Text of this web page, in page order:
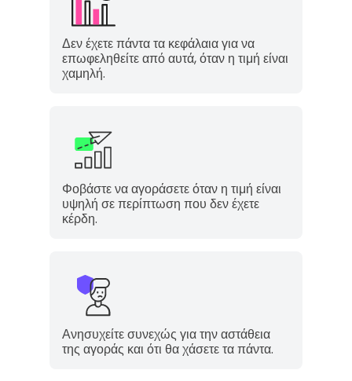
Δεν έχετε πάντα τα κεφάλαια για να
επωφεληθείτε από αυτά, όταν η τιμή είναι
χαμηλή.
Φοβάστε να αγοράσετε όταν η τιμή είναι
υψηλή σε περίπτωση που δεν έχετε
κέρδη.
Ανησυχείτε συνεχώς για την αστάθεια
της αγοράς και ότι θα χάσετε τα πάντα.